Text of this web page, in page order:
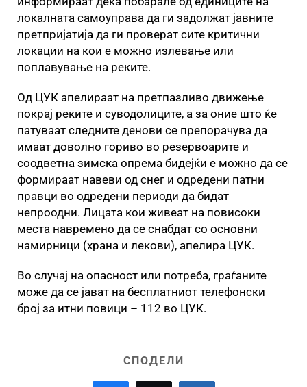
локалната самоуправа да ги задолжат јавните
претпријатија да ги проверат сите критични
локации на кои е можно излевање или
поплавување на реките.
Од ЦУК апелираат на претпазливо движење
покрај реките и суводолиците, а за оние што ќе
патуваат следните денови се препорачува да
имаат доволно гориво во резервоарите и
соодветна зимска опрема бидејќи е можно да се
формираат навеви од снег и одредени патни
правци во одредени периоди да бидат
непроодни. Лицата кои живеат на повисоки
места навремено да се снабдат со основни
намирници (храна и лекови), апелира ЦУК.
Во случај на опасност или потреба, граѓаните
може да се јават на бесплатниот телефонски
број за итни повици – 112 во ЦУК.
СПОДЕЛИ